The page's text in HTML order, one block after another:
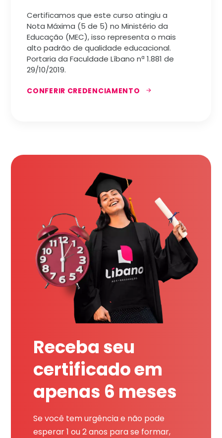
Certificamos que este curso atingiu a
Nota Máxima (5 de 5) no Ministério da
Educação (MEC), isso representa o mais
alto padrão de qualidade educacional.
Portaria da Faculdade Líbano nª 1.881 de
29/10/2019.
CONFERIR CREDENCIAMENTO
Receba seu
certificado em
apenas 6 meses
Se você tem urgência e não pode
esperar 1 ou 2 anos para se formar,